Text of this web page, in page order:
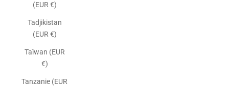
(EUR €)
Tadjikistan
(EUR €)
Taïwan (EUR
€)
Tanzanie (EUR